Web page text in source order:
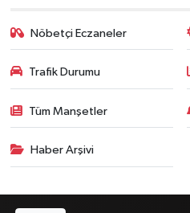
Nöbetçi Eczaneler
Trafik Durumu
Tüm Manşetler
Haber Arşivi